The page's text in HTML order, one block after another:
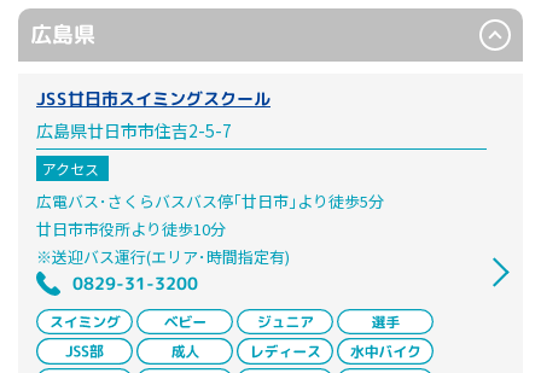
広島県
JSS廿日市スイミングスクール
広島県廿日市市住吉2-5-7
アクセス
広電バス･さくらバスバス停｢廿日市｣より徒歩5分
廿日市市役所より徒歩10分
※送迎バス運行(エリア･時間指定有)
0829-31-3200